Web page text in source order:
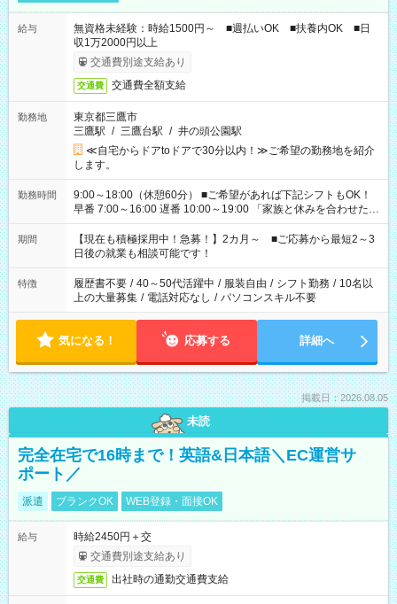
給与
無資格未経験：時給1500円～ ■週払いOK ■扶養内OK ■日
収1万2000円以上
交通費別途支給あり
交通費 交通費全額支給
勤務地
東京都三鷹市
三鷹駅 / 三鷹台駅 / 井の頭公園駅
≪自宅からドアtoドアで30分以内！≫ご希望の勤務地を紹介
します。
勤務時間
9:00～18:00（休憩60分） ■ご希望があれば下記シフトもOK！
早番 7:00～16:00 遅番 10:00～19:00 「家族と休みを合わせた
い」 「余裕を持って夕飯の準備がしたい」 「できれば残業はし
たくない」 など、ご希望を教えてくださいね。 ※Wワーク希望
の方へ 今ご覧のお仕事で希望する勤務時間と、もう1つのお仕事
の勤務時間。 合計で週40時間を超える場合は応募できません。
期間
【現在も積極採用中！急募！】2カ月～ ■ご応募から最短2～3
日後の就業も相談可能です！
特徴 履歴書不要 / 40～50代活躍中 / 服装自由 / シフト勤務 / 10名以
上の大量募集 / 電話対応なし / パソコンスキル不要
気になる！ 応募する 詳細へ
掲載日：2026.08.05
未読
完全在宅で16時まで！英語&日本語＼EC運営サ
ポート／
派遣 ブランクOK WEB登録・面接OK
給与
時給2450円＋交
交通費別途支給あり
交通費 出社時の通勤交通費支給